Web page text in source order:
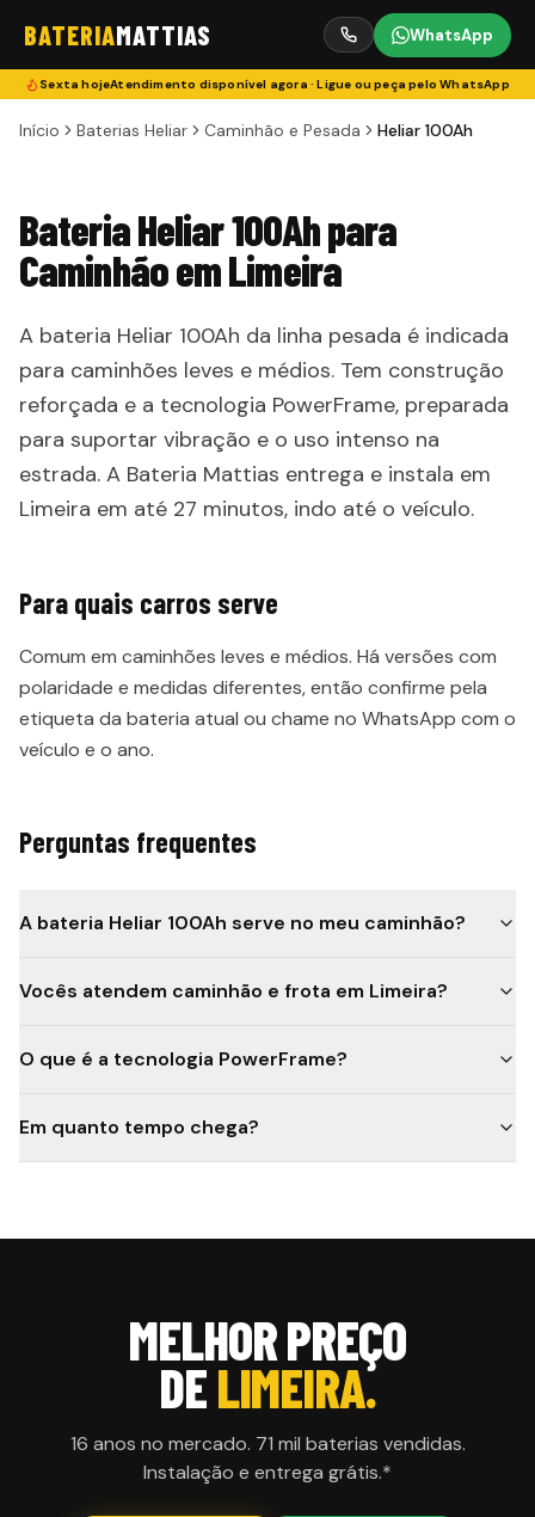
BATERIAMATTIAS WhatsApp
Sexta hojeAtendimento disponível agora · Ligue ou peça pelo WhatsApp
Início Baterias Heliar Caminhão e Pesada Heliar 100Ah
Bateria Heliar 100Ah para
Caminhão em Limeira
A bateria Heliar 100Ah da linha pesada é indicada
para caminhões leves e médios. Tem construção
reforçada e a tecnologia PowerFrame, preparada
para suportar vibração e o uso intenso na
estrada. A Bateria Mattias entrega e instala em
Limeira em até 27 minutos, indo até o veículo.
Para quais carros serve
Comum em caminhões leves e médios. Há versões com
polaridade e medidas diferentes, então confirme pela
etiqueta da bateria atual ou chame no WhatsApp com o
veículo e o ano.
Perguntas frequentes
A bateria Heliar 100Ah serve no meu caminhão?
Vocês atendem caminhão e frota em Limeira?
O que é a tecnologia PowerFrame?
Em quanto tempo chega?
MELHOR PREÇO
DELIMEIRA.
16 anos no mercado. 71 mil baterias vendidas.
Instalação e entrega grátis.*